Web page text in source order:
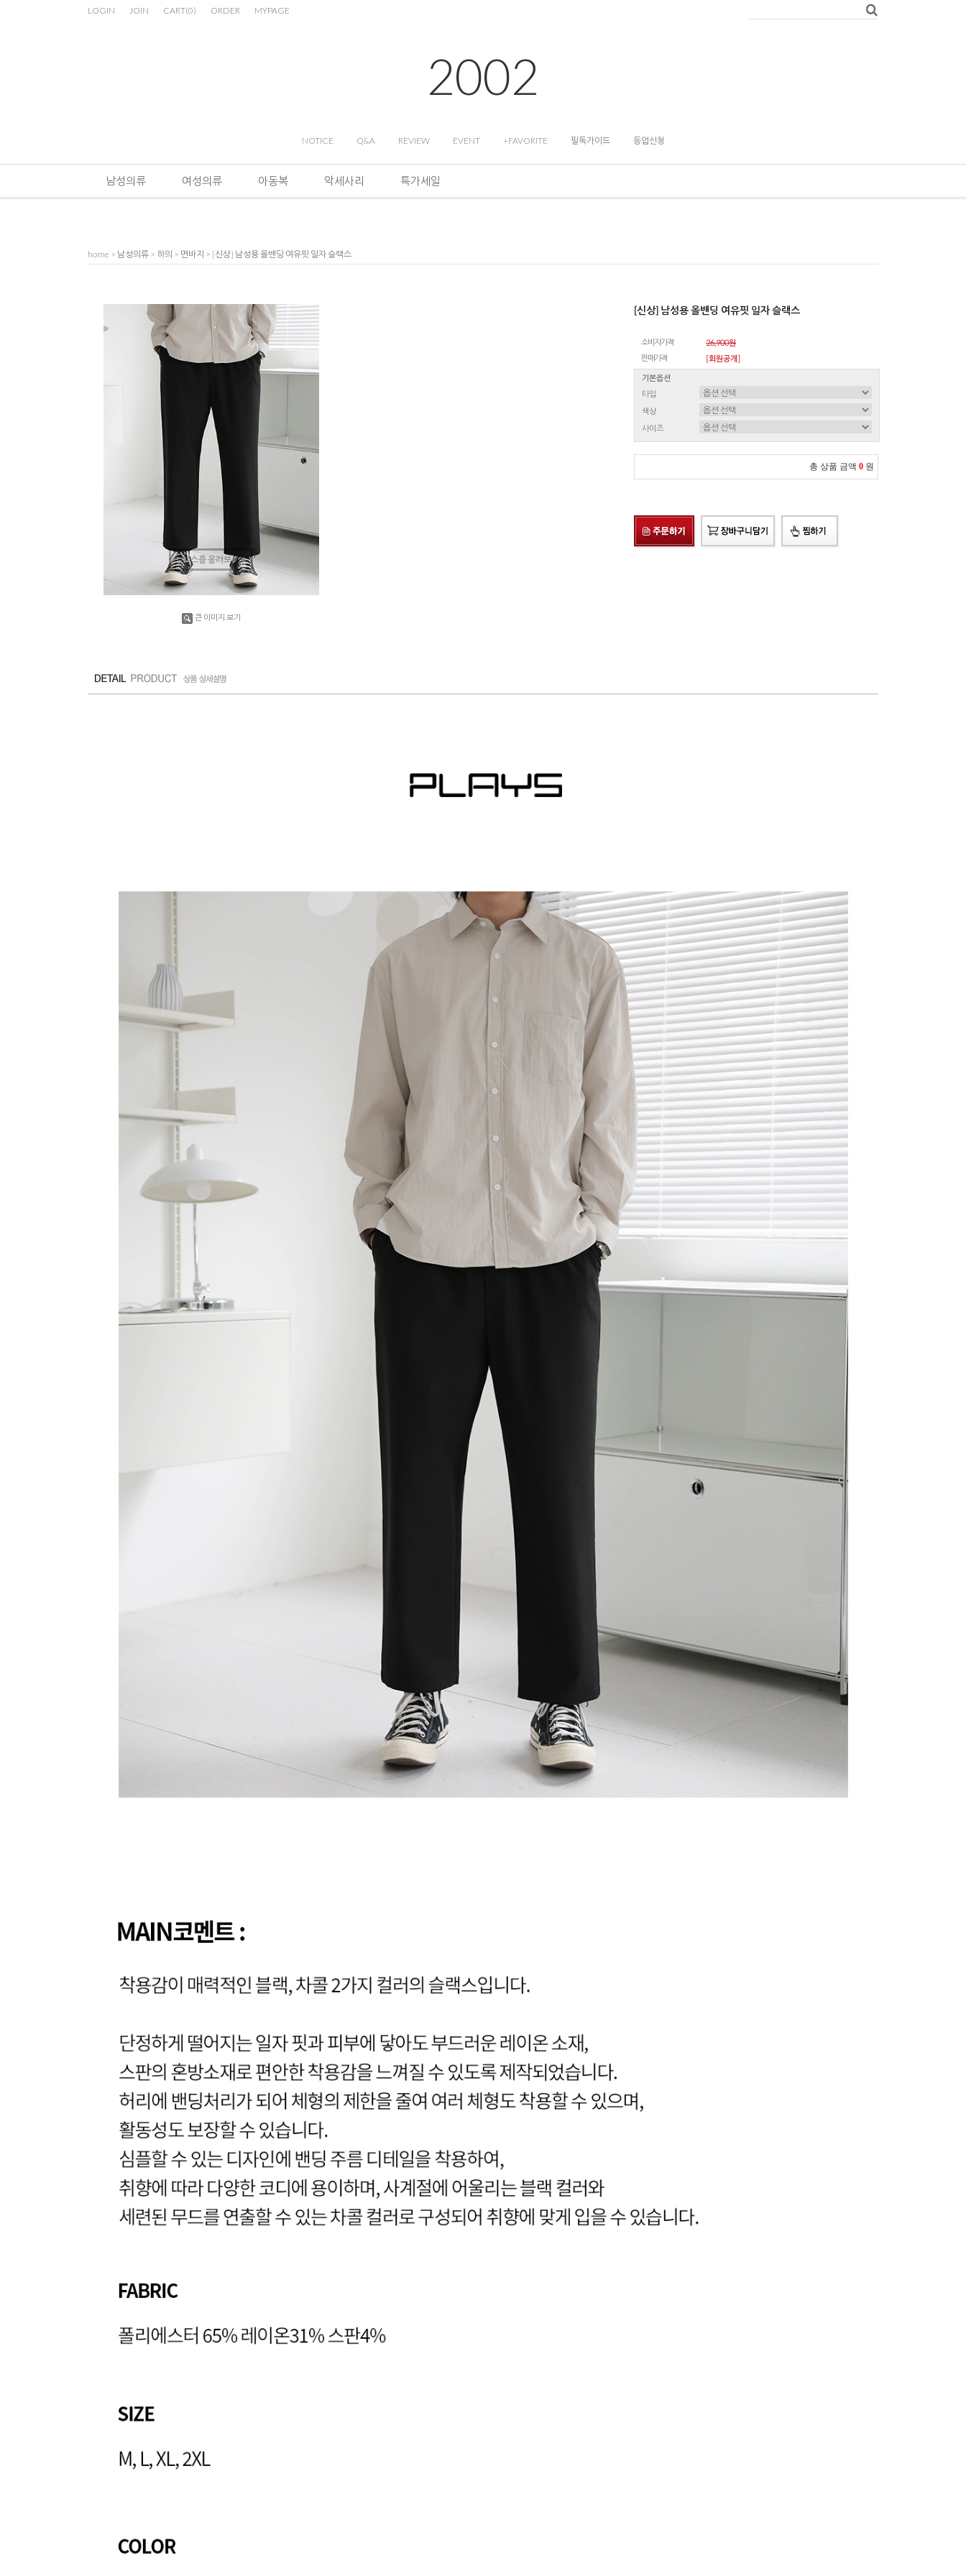
LOGIN JOIN CART(0) ORDER MYPAGE
2002
NOTICE Q&A REVIEW EVENT +FAVORITE 필독가이드 등업신청
남성의류 여성의류 아동복 악세사리 특가세일
home > 남성의류 > 하의 > 면바지 > [신상] 남성용 올밴딩 여유핏 일자 슬랙스
마우스를 올려보세요
큰 이미지 보기
[신상] 남성용 올밴딩 여유핏 일자 슬랙스
소비자가격
26,900원
판매가격
[회원공개]
기본옵션
타입
색상
사이즈
총 상품 금액 0 원